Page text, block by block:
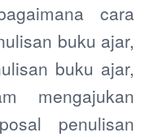
cara
buku ajar,
buku ajar,
mengajukan
penulisan